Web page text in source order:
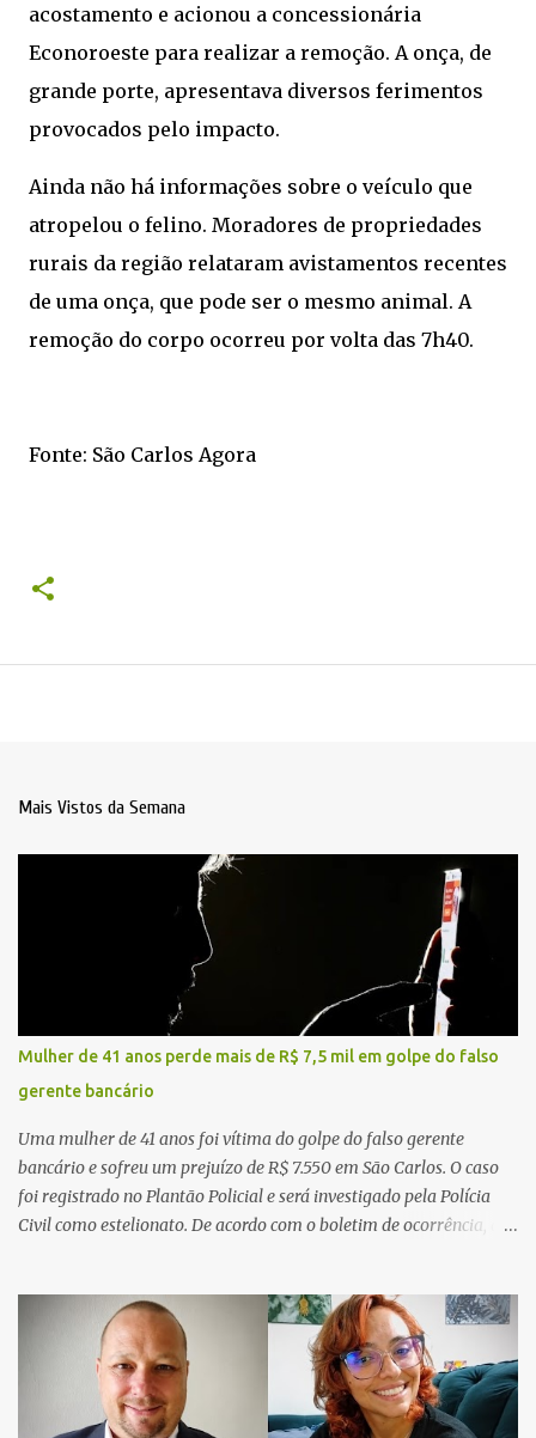
acostamento e acionou a concessionária
Econoroeste para realizar a remoção. A onça, de
grande porte, apresentava diversos ferimentos
provocados pelo impacto.
Ainda não há informações sobre o veículo que
atropelou o felino. Moradores de propriedades
rurais da região relataram avistamentos recentes
de uma onça, que pode ser o mesmo animal. A
remoção do corpo ocorreu por volta das 7h40.
Fonte: São Carlos Agora
Mais Vistos da Semana
Mulher de 41 anos perde mais de R$ 7,5 mil em golpe do falso
gerente bancário
Uma mulher de 41 anos foi vítima do golpe do falso gerente
bancário e sofreu um prejuízo de R$ 7.550 em São Carlos. O caso
foi registrado no Plantão Policial e será investigado pela Polícia
Civil como estelionato. De acordo com o boletim de ocorrência, a
suspeito alegou que seria necessário atualizar o cadastro da conta
e passou a orientar a vítima sobre os procedimentos que deveriam
ser realizados. Dias depois, o golpista enviou um documento em
PDF simulando uma comunicação oficial da instituição financeira.
Na sequência, entrou em contato por telefone e encaminhou um